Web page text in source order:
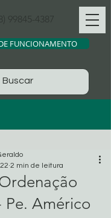
99845-4387
FUNCIONAMENTO
Pe. Américo
2 min de leitura